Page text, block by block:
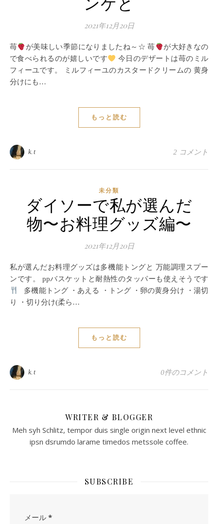
ンゲと
2021年12月20日
苺 が美味しい季節になりましたね～☆ 苺
が大好きなの
で食べられるのが嬉しいです
今日のデザートは苺のミル
フィーユです。 ミルフィーユのカスタードクリームの 黄身
分けにも…
もっと読む
k.t 2 コメント
未分類
ダイソーで私が選んだ
物〜お料理グッズ編〜
2021年12月20日
私が選んだお料理グッズは多機能トングと 万能調理スプー
ンです。 ppバスケットと耐熱性のタッパーも使えそうです
多機能トング ・あえる ・トング ・卵の黄身分け ・湯切
り ・切り分け(柔ら…
もっと読む
k.t 0件のコメント
WRITER & BLOGGER
Meh syh Schlitz, tempor duis single origin next level ethnic
ipsn dsrumdo larame timedos metssole coffee.
SUBSCRIBE
メール *